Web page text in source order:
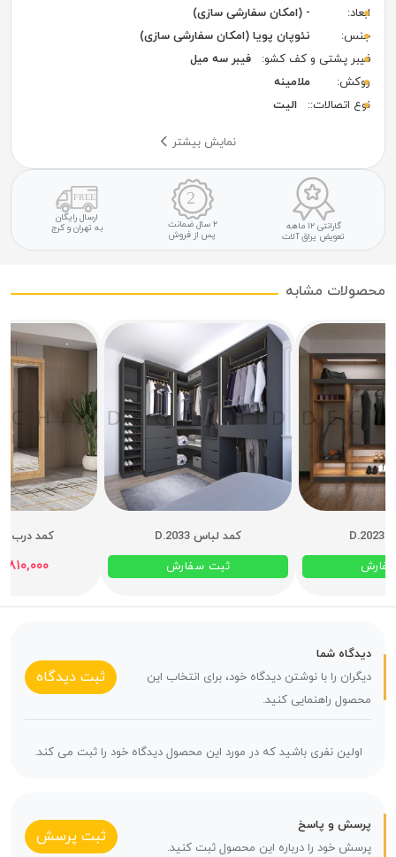
ابعاد:
- (امکان سفارشی سازی)
جنس:
نئوپان پویا (امکان سفارشی سازی)
فیبر پشتی و کف کشو:
فیبر سه میل
روکش:
ملامینه
نوع اتصالات::
الیت
نمایش بیشتر
گارانتی ۱۲ ماهه
تعویض یراق آلات
۲ سال ضمانت
پس از فروش
ارسال رایگان
به تهران و کرج
محصولات مشابه
کمد لباس D.2033
ثبت سفارش
کمد درب
دیدگاه شما
دیگران را با نوشتن دیدگاه خود، برای انتخاب این
محصول راهنمایی کنید.
ثبت دیدگاه
اولین نفری باشید که در مورد این محصول دیدگاه خود را ثبت می کند.
پرسش و پاسخ
پرسش خود را درباره این محصول ثبت کنید.
ثبت پرسش